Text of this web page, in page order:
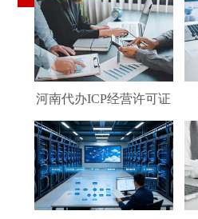
河南代办ICP经营许可证